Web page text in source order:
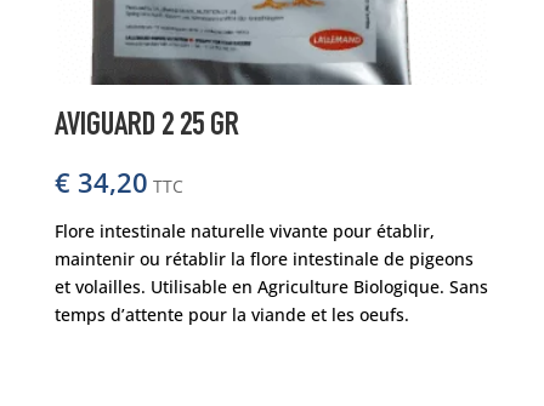
AVIGUARD 2 25 GR
€ 34,20 TTC
Flore intestinale naturelle vivante pour établir,
maintenir ou rétablir la flore intestinale de pigeons
et volailles. Utilisable en Agriculture Biologique. Sans
temps d’attente pour la viande et les oeufs.